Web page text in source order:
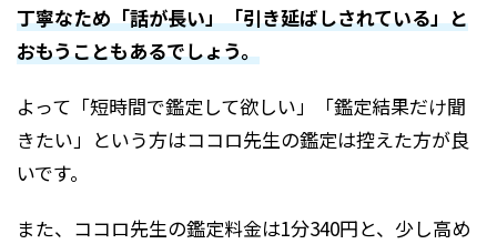
丁寧なため「話が長い」「引き延ばしされている」と
おもうこともあるでしょう。
よって「短時間で鑑定して欲しい」「鑑定結果だけ聞
きたい」という方はココロ先生の鑑定は控えた方が良
いです。
また、ココロ先生の鑑定料金は1分340円と、少し高め